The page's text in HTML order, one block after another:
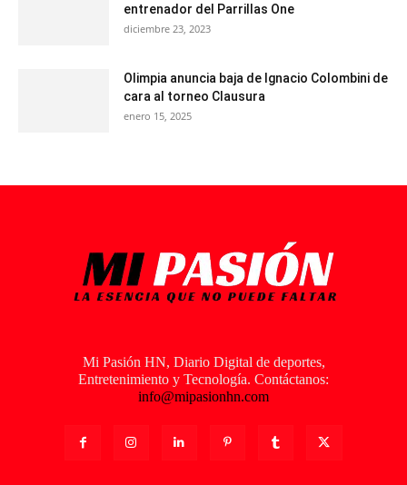
entrenador del Parrillas One
diciembre 23, 2023
Olimpia anuncia baja de Ignacio Colombini de
cara al torneo Clausura
enero 15, 2025
Mi Pasión HN, Diario Digital de deportes,
Entretenimiento y Tecnología. Contáctanos:
info@mipasionhn.com